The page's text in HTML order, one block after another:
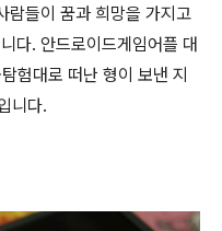
람들이 꿈과 희망을 가지고
다. 안드로이드게임어플 대
험대로 떠난 형이 보낸 지
니다.